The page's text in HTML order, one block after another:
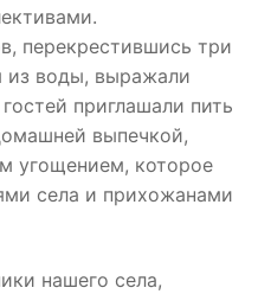
перекрестившись три
из воды, выражали
приглашали пить
выпечкой,
угощением, которое
села и прихожанами
нашего села,